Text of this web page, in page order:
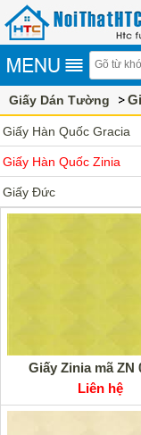
Giấy Dán Tường
Giấy Hàn Quốc Gracia
Giấy Hàn Quốc Zinia
Giấy Đức
Giấy Zinia mã ZN
Liên hệ